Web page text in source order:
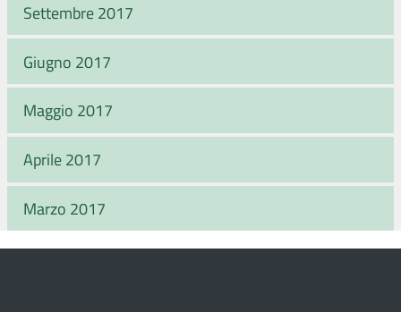
Settembre 2017
Giugno 2017
Maggio 2017
Aprile 2017
Marzo 2017